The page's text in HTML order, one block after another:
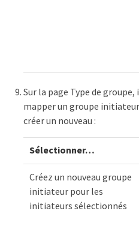
Sur la page Type de
mapper un groupe
créer un nouveau :
Sélectionner…​
Créez un nouveau groupe
initiateur pour les
initiateurs sélectionnés